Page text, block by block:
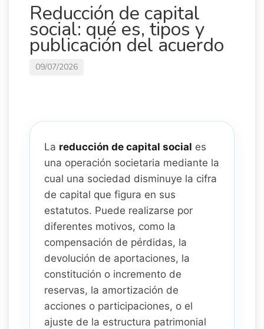
Reducción de capital
social: qué es, tipos y
publicación del acuerdo
09/07/2026
La reducción de capital social es
una operación societaria mediante la
cual una sociedad disminuye la cifra
de capital que figura en sus
estatutos. Puede realizarse por
diferentes motivos, como la
compensación de pérdidas, la
devolución de aportaciones, la
constitución o incremento de
reservas, la amortización de
acciones o participaciones, o el
ajuste de la estructura patrimonial